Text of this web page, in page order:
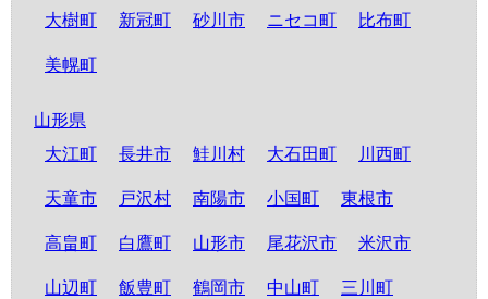
大樹町 新冠町 砂川市 ニセコ町 比布町
美幌町
山形県
大江町
長井市 鮭川村 大石田町 川西町
天童市 戸沢村 南陽市 小国町 東根市
高畠町 白鷹町 山形市 尾花沢市 米沢市
山辺町 飯豊町 鶴岡市 中山町 三川町